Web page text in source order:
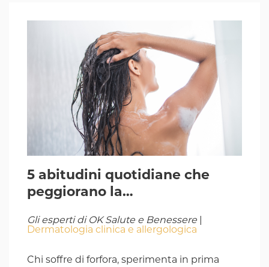
5 abitudini quotidiane che
peggiorano la…
Gli esperti di OK Salute e Benessere
Dermatologia clinica e allergologica
Chi soffre di forfora, sperimenta in prima